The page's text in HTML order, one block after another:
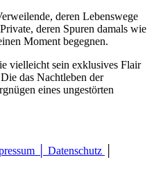
deren Lebenswege
deren Spuren damals wie
Moment begegnen.
vielleicht sein exklusives Flair
das Nachtleben der
eines ungestörten
│ Datenschutz